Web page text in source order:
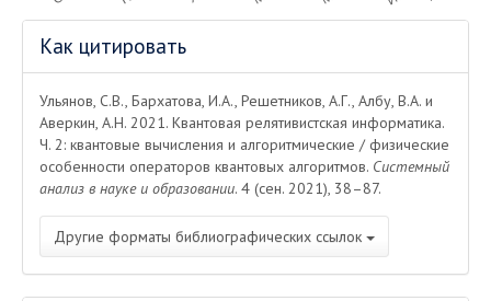
Информация
о статье
Как цитировать
Ульянов, С.В., Бархатова, И.А., Решетников, А.Г., Албу, В.А. и
Аверкин, А.Н. 2021. Квантовая релятивистская информатика.
Ч. 2: квантовые вычисления и алгоритмические / физические
особенности операторов квантовых алгоритмов. Системный
анализ в науке и образовании. 4 (сен. 2021), 38–87.
Другие форматы библиографических ссылок